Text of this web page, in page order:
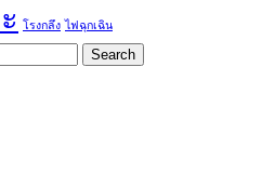
โรงกลึง ไฟฉุกเฉิน